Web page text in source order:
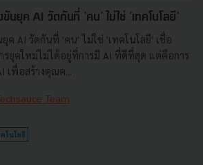
นยุค AI วัดกันที่ 'คน' ไม่ใช่ 'เทคโนโลยี'
ยุค AI วัดกันที่ 'คน' ไม่ใช่ 'เทคโนโลยี' เชื่อ
รยุคใหม่ไม่ได้อยู่ที่การมี AI ที่ดีที่สุด แต่คือการ
เพื่อสร้างคุณค...
Team
โนโลยี